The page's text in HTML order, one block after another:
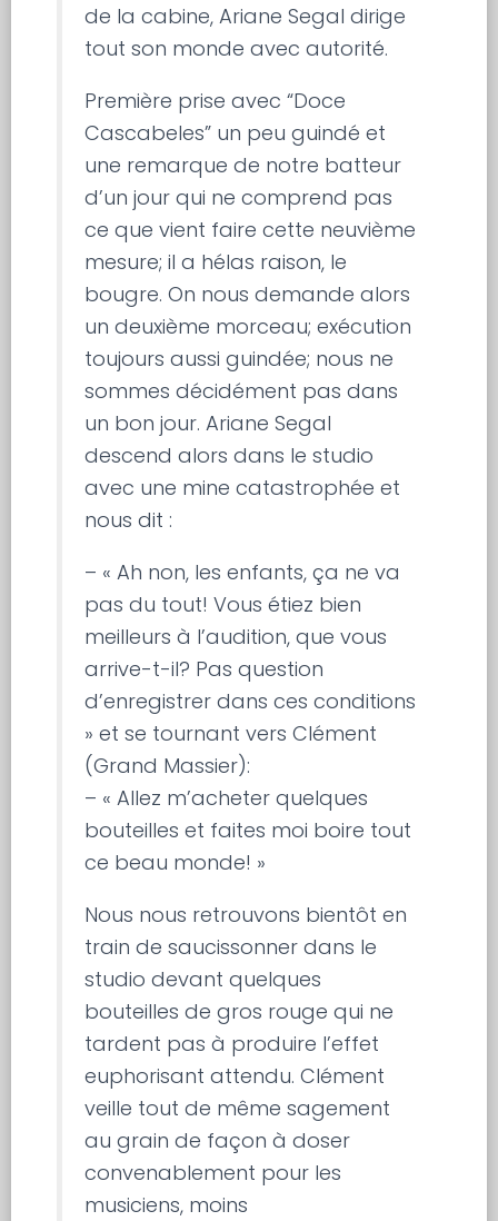
de la cabine, Ariane Segal dirige
tout son monde avec autorité.
Première prise avec “Doce
Cascabeles” un peu guindé et
une remarque de notre batteur
d’un jour qui ne comprend pas
ce que vient faire cette neuvième
mesure; il a hélas raison, le
bougre. On nous demande alors
un deuxième morceau; exécution
toujours aussi guindée; nous ne
sommes décidément pas dans
un bon jour. Ariane Segal
descend alors dans le studio
avec une mine catastrophée et
nous dit :
– « Ah non, les enfants, ça ne va
pas du tout! Vous étiez bien
meilleurs à l’audition, que vous
arrive-t-il? Pas question
d’enregistrer dans ces conditions
» et se tournant vers Clément
(Grand Massier):
– « Allez m’acheter quelques
bouteilles et faites moi boire tout
ce beau monde! »
Nous nous retrouvons bientôt en
train de saucissonner dans le
studio devant quelques
bouteilles de gros rouge qui ne
tardent pas à produire l’effet
euphorisant attendu. Clément
veille tout de même sagement
au grain de façon à doser
convenablement pour les
musiciens, moins